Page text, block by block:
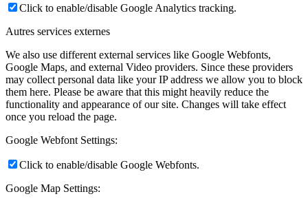
Click to enable/disable Google Analytics tracking.
Autres services externes
We also use different external services like Google Webfonts,
Google Maps, and external Video providers. Since these providers
may collect personal data like your IP address we allow you to block
them here. Please be aware that this might heavily reduce the
functionality and appearance of our site. Changes will take effect
once you reload the page.
Google Webfont Settings:
Click to enable/disable Google Webfonts.
Google Map Settings: